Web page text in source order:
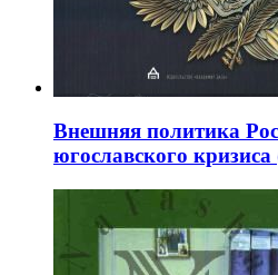
Внешняя политика
югославского кризиса